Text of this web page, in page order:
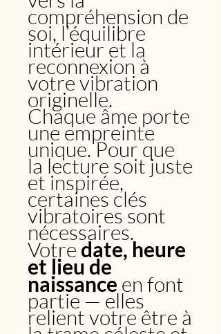
compréhension de
soi, l’équilibre
intérieur et la
reconnexion à
votre vibration
originelle.
Chaque âme porte
une empreinte
unique. Pour que
la lecture soit juste
et inspirée,
certaines clés
vibratoires sont
nécessaires.
Votre date, heure
et lieu de
naissance en font
partie — elles
relient votre être à